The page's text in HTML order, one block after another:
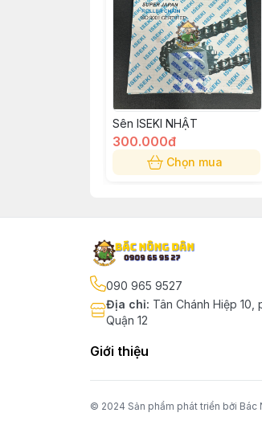
Sên ISEKI NHẬT
300.000đ
Chọn mua
090 965 9527
Địa chỉ: Tân Chánh Hiệp 10,
Quận 12
Giới thiệu
© 2024 Sản phẩm phát triển bởi Bác